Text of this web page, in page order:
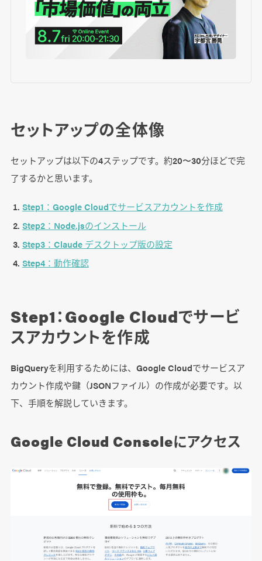
セットアップの全体像
セットアップは以下の4ステップです。約20〜30分ほどで完
了するかと思います。
Step1：Google Cloudでサービスアカウントを作成
Step2：Node.jsのインストール
Step3：Claude デスクトップ版の設定
Step4：動作確認
Step1：Google Cloudでサービ
スアカウントを作成
BigQueryを利用するためには、Google Cloudでサービスア
カウント作成や鍵（JSONファイル）の作成が必要です。以
下、手順を解説していきます。
Google Cloud Consoleにアクセス